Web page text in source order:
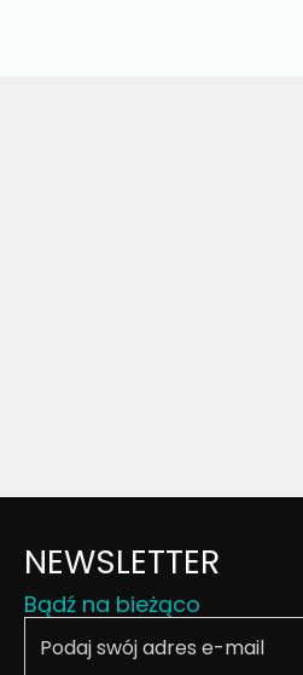
NEWSLETTER
Bądź na bieżąco